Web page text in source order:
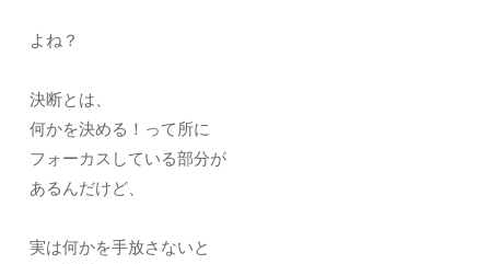
よね？
決断とは、
何かを決める！って所に
フォーカスしている部分が
あるんだけど、
実は何かを手放さないと